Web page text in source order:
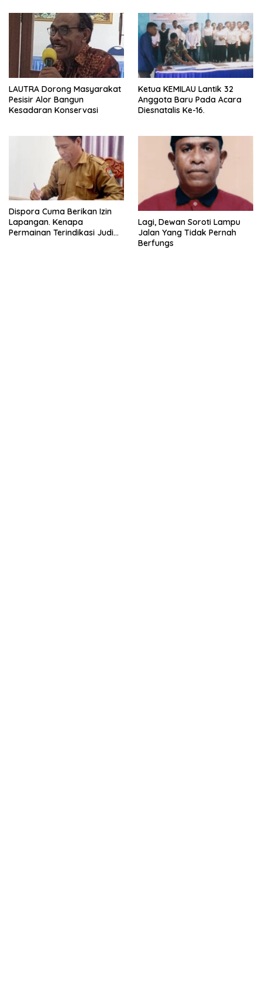
LAUTRA Dorong Masyarakat
Pesisir Alor Bangun
Kesadaran Konservasi
Ketua KEMILAU Lantik 32
Anggota Baru Pada Acara
Diesnatalis Ke-16.
Dispora Cuma Berikan Izin
Lapangan. Kenapa
Permainan Terindikasi Judi
Lagi, Dewan Soroti Lampu
Jalan Yang Tidak Pernah
Berfungs